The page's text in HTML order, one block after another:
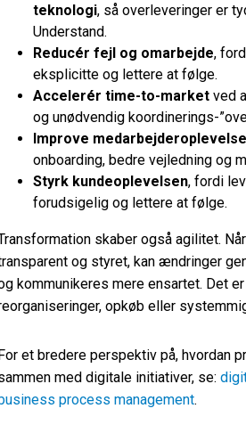
teknologi, så overleveringer er
Understand.
Reducér fejl og omarbejde,
eksplicitte og lettere at følge.
Accelerér time-to-market ved
og unødvendig koordinerings-
Improve
onboarding, bedre vejledning og
Styrk kundeoplevelsen, fordi
forudsigelig og lettere at følge.
skaber også agilitet.
og styret, kan ændringer
kommunikeres mere ensartet. Det
opkøb eller
et bredere perspektiv på, hvordan
med digitale initiativer, se:
process management.